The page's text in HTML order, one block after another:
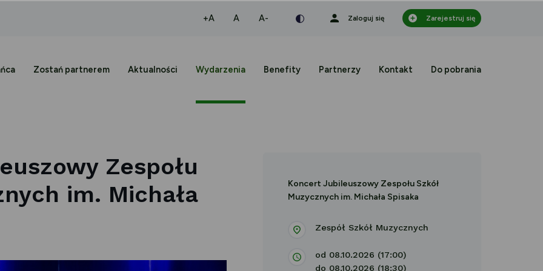
+Awiększa czcionka
Anormalna czcionka
A-mniejsza czcionka Zaloguj się Zarejestruj się
Zostań partnerem Aktualności Wydarzenia Benefity Partnerzy Kontakt Do pobrania
Zespołu
im. Michała
Koncert Jubileuszowy Zespołu Szkół
Muzycznych im. Michała Spisaka
Zespół Szkół Muzycznych
od 08.10.2026 (17:00)
do 08.10.2026 (18:30)